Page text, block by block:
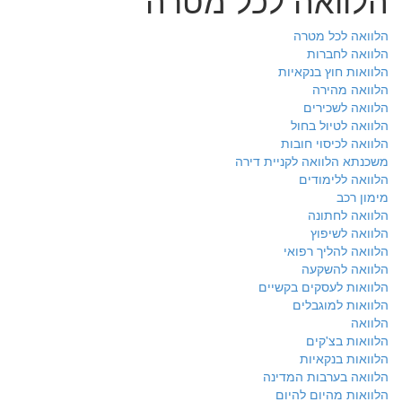
הלוואה לכל מטרה
הלוואה לחברות
הלוואות חוץ בנקאיות
הלוואה מהירה
הלוואה לשכירים
הלוואה לטיול בחול
הלוואה לכיסוי חובות
משכנתא הלוואה לקניית דירה
הלוואה ללימודים
מימון רכב
הלוואה לחתונה
הלוואה לשיפוץ
הלוואה להליך רפואי
הלוואה להשקעה
הלוואות לעסקים בקשיים
הלוואות למוגבלים
הלוואה
הלוואות בצ'קים
הלוואות בנקאיות
הלוואה בערבות המדינה
הלוואות מהיום להיום